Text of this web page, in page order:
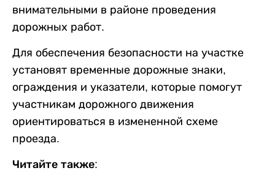
внимательными в районе проведения
дорожных работ.
Для обеспечения безопасности на участке
установят временные дорожные знаки,
ограждения и указатели, которые помогут
участникам дорожного движения
ориентироваться в измененной схеме
проезда.
Читайте также: